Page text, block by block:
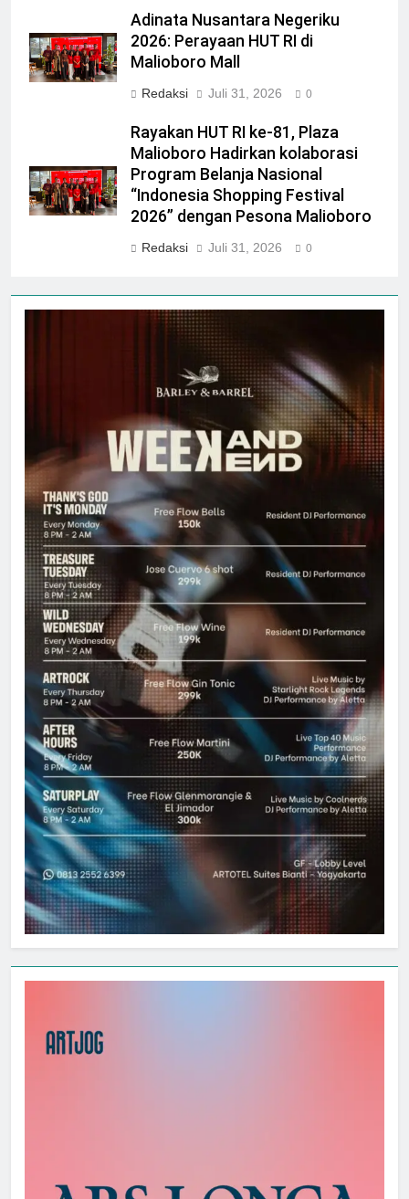
Adinata Nusantara Negeriku
2026: Perayaan HUT RI di
Malioboro Mall
Redaksi Juli 31, 2026 0
Rayakan HUT RI ke-81, Plaza
Malioboro Hadirkan kolaborasi
Program Belanja Nasional
“Indonesia Shopping Festival
2026” dengan Pesona Malioboro
Redaksi Juli 31, 2026 0